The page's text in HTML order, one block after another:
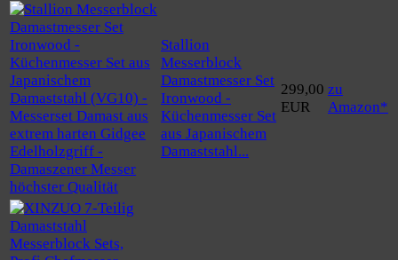
Stallion
Messerblock
Damastmesser Set
Ironwood -
Küchenmesser Set
aus Japanischem
Damaststahl...
299,00
EUR
zu
Amazon*